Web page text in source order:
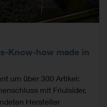
Know-how made in
um über 300 Artikel:
mit Friulsider,
Hersteller